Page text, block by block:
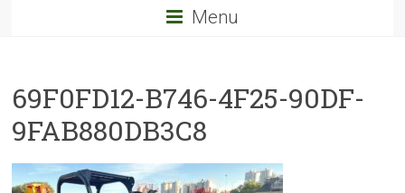
Menu
69F0FD12-B746-4F25-90DF-
9FAB880DB3C8